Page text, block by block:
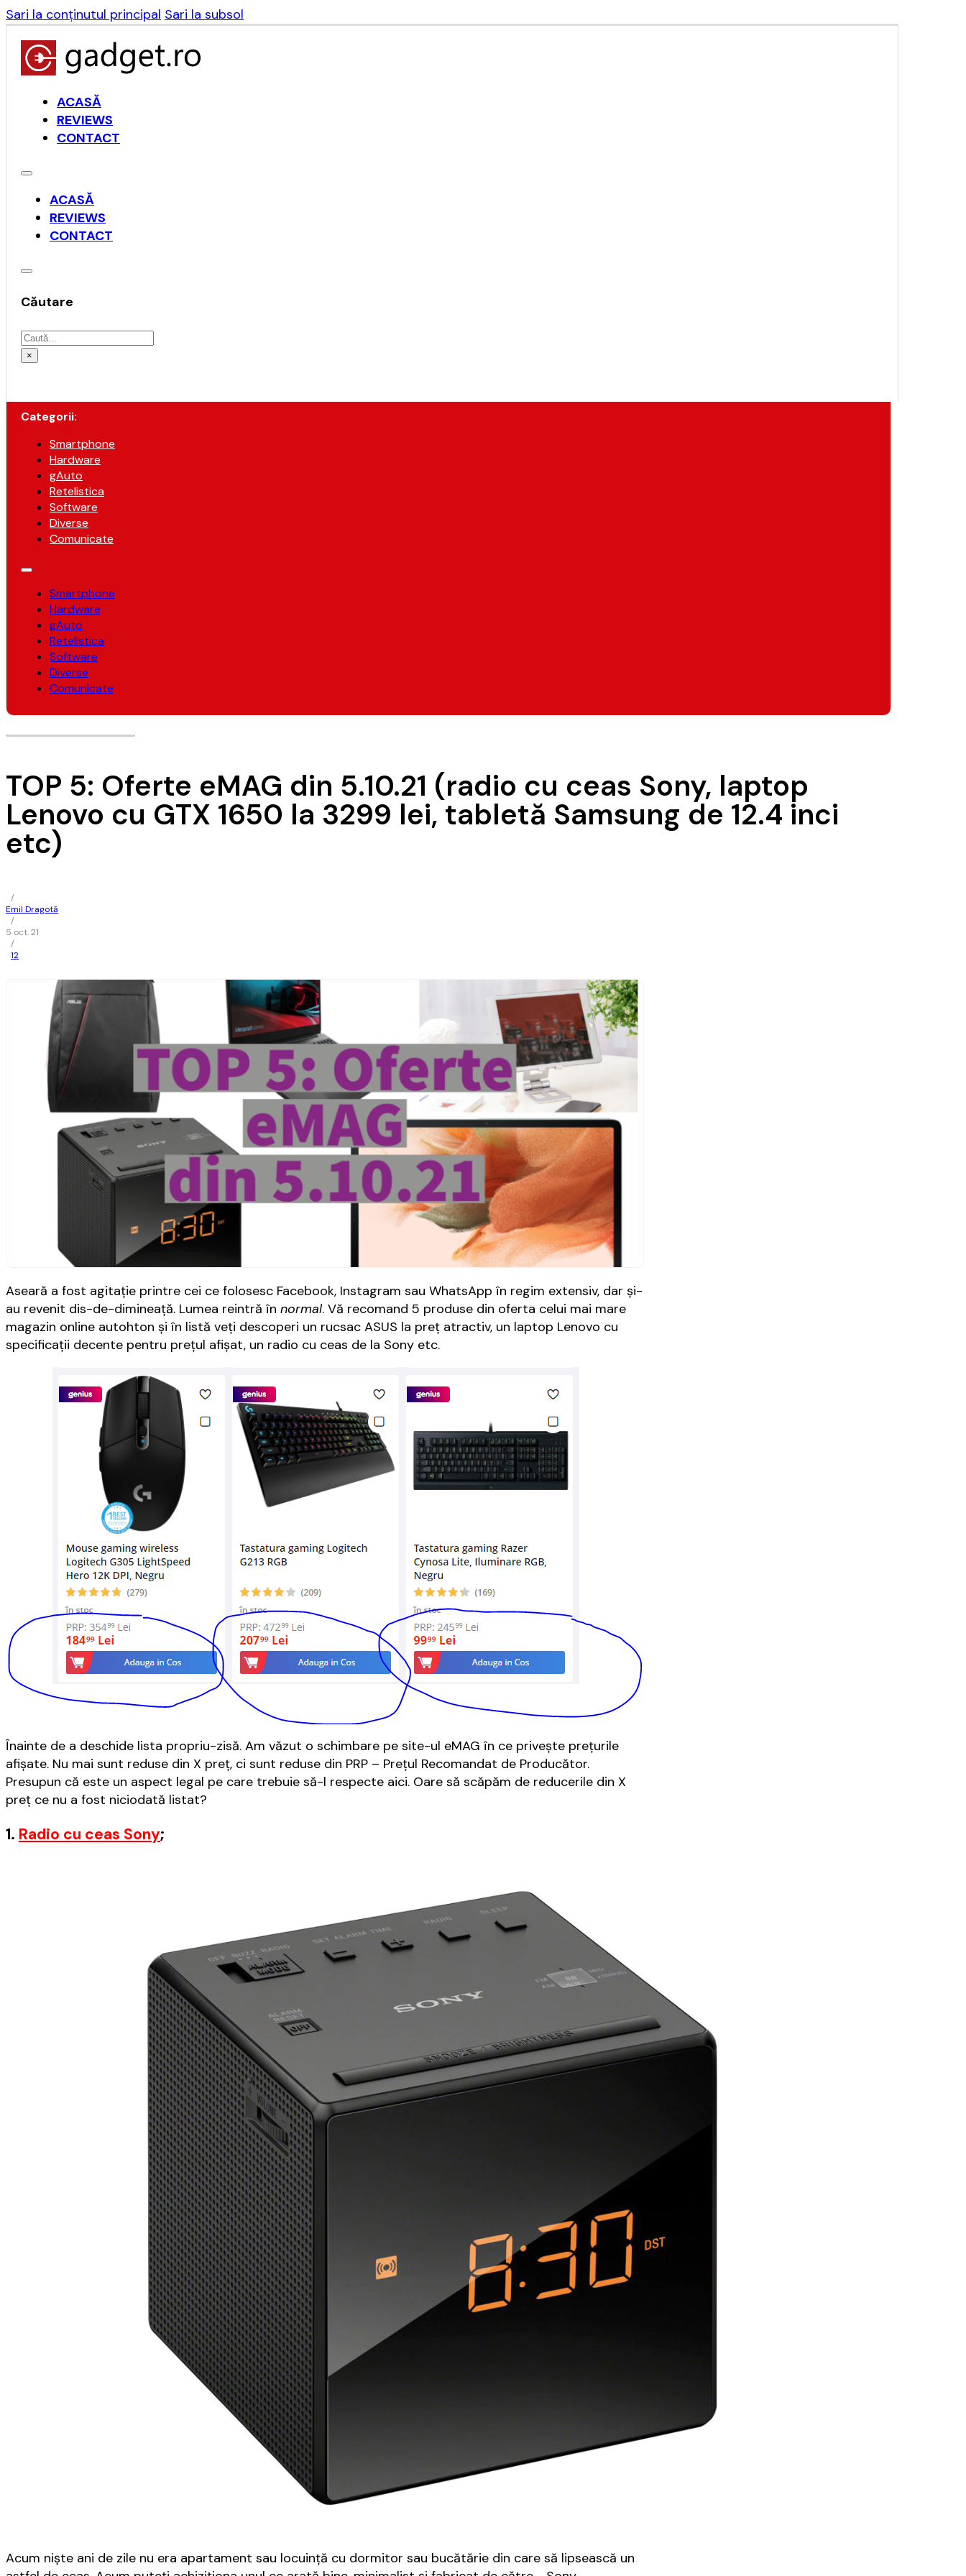
Sari la conținutul principal Sari la subsol
ACASĂ
REVIEWS
CONTACT
ACASĂ
REVIEWS
CONTACT
Căutare
Caută
×
Categorii:
Smartphone
Hardware
gAuto
Retelistica
Software
Diverse
Comunicate
Smartphone
Hardware
gAuto
Retelistica
Software
Diverse
Comunicate
TOP 5: Oferte eMAG din 5.10.21 (radio cu ceas Sony, laptop
Lenovo cu GTX 1650 la 3299 lei, tabletă Samsung de 12.4 inci
etc)
/
Emil Dragotă
/
5 oct. 21
/
12
Aseară a fost agitație printre cei ce folosesc Facebook, Instagram sau WhatsApp în regim extensiv, dar și-
au revenit dis-de-dimineață. Lumea reintră în normal. Vă recomand 5 produse din oferta celui mai mare
magazin online autohton și în listă veți descoperi un rucsac ASUS la preț atractiv, un laptop Lenovo cu
specificații decente pentru prețul afișat, un radio cu ceas de la Sony etc.
Înainte de a deschide lista propriu-zisă. Am văzut o schimbare pe site-ul eMAG în ce privește prețurile
afișate. Nu mai sunt reduse din X preț, ci sunt reduse din PRP – Prețul Recomandat de Producător.
Presupun că este un aspect legal pe care trebuie să-l respecte aici. Oare să scăpăm de reducerile din X
preț ce nu a fost niciodată listat?
1. Radio cu ceas Sony;
Acum niște ani de zile nu era apartament sau locuință cu dormitor sau bucătărie din care să lipsească un